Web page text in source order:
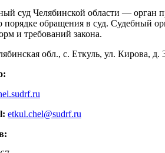
суд Челябинской области — орган
порядке обращения в суд. Судебный
и требований закона.
обл., с. Еткуль, ул. Кирова, д.
etkul.chel@sudrf.ru